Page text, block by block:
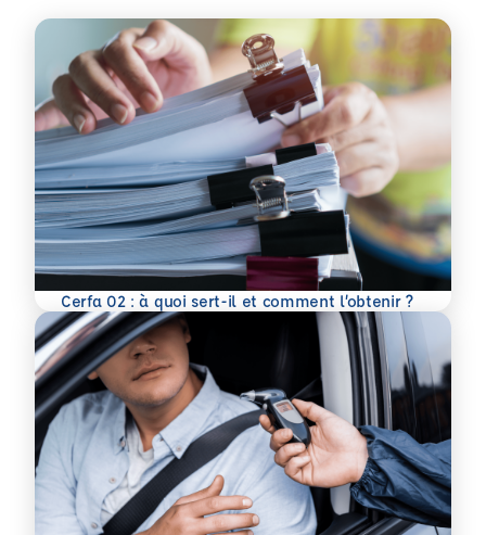
Cerfa 02 : à quoi sert-il et comment l’obtenir ?
En savoir plus